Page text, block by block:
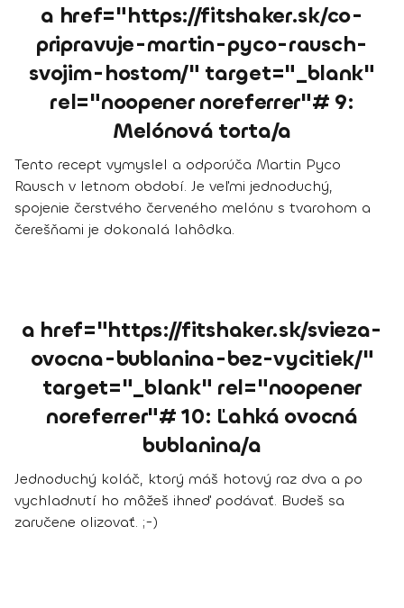
a href="https://fitshaker.sk/co-
pripravuje-martin-pyco-rausch-
svojim-hostom/" target="_blank"
rel="noopener noreferrer"# 9:
Melónová torta/a
Tento recept vymyslel a odporúča Martin Pyco
Rausch v letnom období. Je veľmi jednoduchý,
spojenie čerstvého červeného melónu s tvarohom a
čerešňami je dokonalá lahôdka.
a href="https://fitshaker.sk/svieza-
ovocna-bublanina-bez-vycitiek/"
target="_blank" rel="noopener
noreferrer"# 10: Ľahká ovocná
bublanina/a
Jednoduchý koláč, ktorý máš hotový raz dva a po
vychladnutí ho môžeš ihneď podávať. Budeš sa
zaručene olizovať. ;-)